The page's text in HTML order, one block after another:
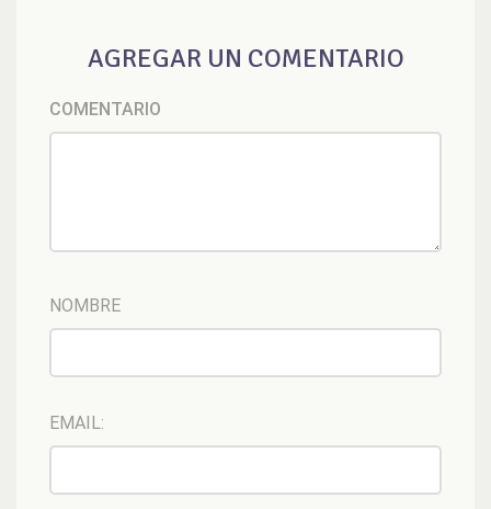
AGREGAR UN COMENTARIO
COMENTARIO
NOMBRE
EMAIL: